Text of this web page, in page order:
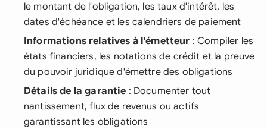
le montant de l'obligation, les taux d'intérêt, les
dates d'échéance et les calendriers de paiement
Informations relatives à l'émetteur : Compiler les
états financiers, les notations de crédit et la preuve
du pouvoir juridique d'émettre des obligations
Détails de la garantie : Documenter tout
nantissement, flux de revenus ou actifs
garantissant les obligations